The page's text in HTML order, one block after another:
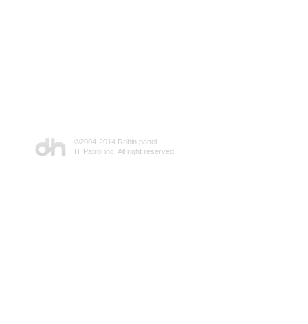
©2004-2014 Robin panel
IT Patrol inc. All right reserved.